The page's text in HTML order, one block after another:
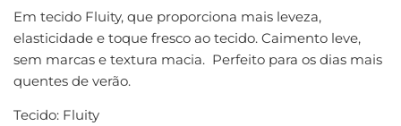
Em tecido Fluity, que proporciona mais leveza,
elasticidade e toque fresco ao tecido. Caimento leve,
sem marcas e textura macia. Perfeito para os dias mais
quentes de verão.
Tecido: Fluity